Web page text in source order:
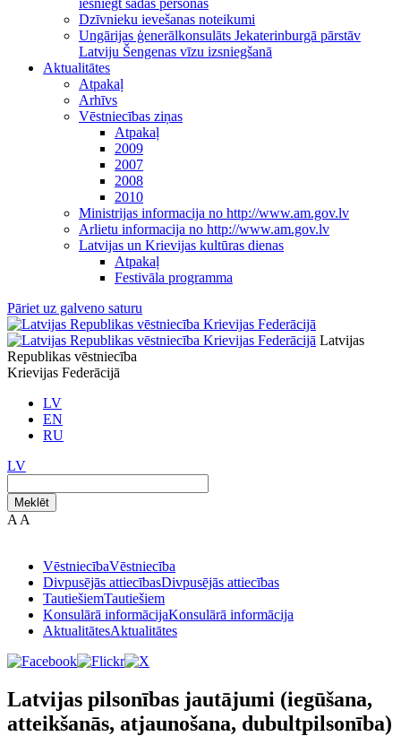
iesniegt šādas personas
Dzīvnieku ievešanas noteikumi
Ungārijas ģenerālkonsulāts Jekaterinburgā pārstāv
Latviju Šengenas vīzu izsniegšanā
Aktualitātes
Atpakaļ
Arhīvs
Vēstniecības ziņas
Atpakaļ
2009
2007
2008
2010
Ministrijas informacija no http://www.am.gov.lv
Arlietu informacija no http://www.am.gov.lv
Latvijas un Krievijas kultūras dienas
Atpakaļ
Festivāla programma
Pāriet uz galveno saturu
Latvijas
Republikas vēstniecība
Krievijas Federācijā
LV
EN
RU
LV
Meklēt
A A
VēstniecībaVēstniecība
Divpusējās attiecībasDivpusējās attiecības
TautiešiemTautiešiem
Konsulārā informācijaKonsulārā informācija
AktualitātesAktualitātes
Latvijas pilsonības jautājumi (iegūšana,
atteikšanās, atjaunošana, dubultpilsonība)